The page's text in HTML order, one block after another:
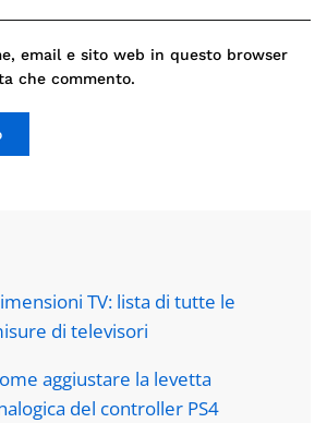
email e sito web in questo browser
che commento.
TV: lista di tutte le
di televisori
aggiustare la levetta
del controller PS4